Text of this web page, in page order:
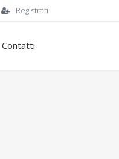
Registrati
Contatti